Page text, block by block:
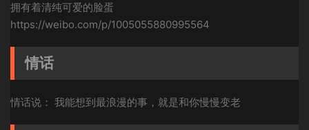
拥有着清纯可爱的脸蛋
https://weibo.com/p/1005055880995564
情话
情话说： 我能想到最浪漫的事，就是和你慢慢变老